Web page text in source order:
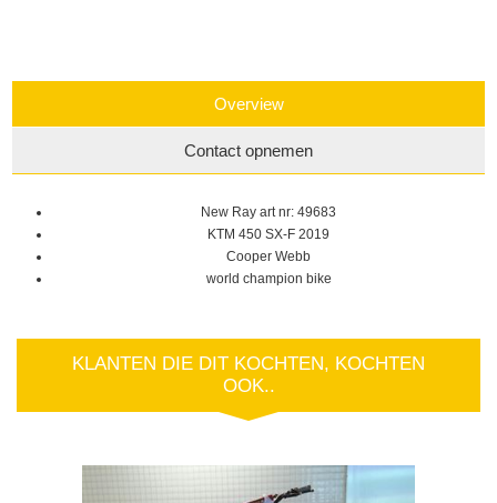
Overview
Contact opnemen
New Ray art nr: 49683
KTM 450 SX-F 2019
Cooper Webb
world champion bike
KLANTEN DIE DIT KOCHTEN, KOCHTEN
OOK..